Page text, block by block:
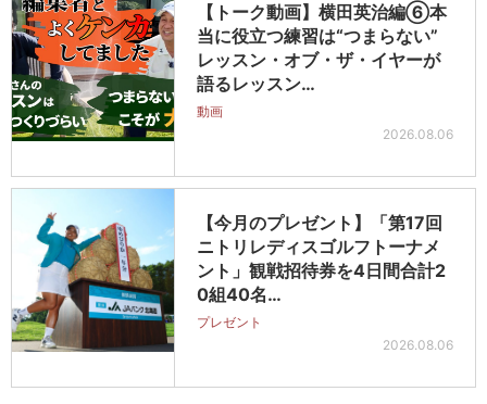
【トーク動画】横田英治編⑥本
当に役立つ練習は“つまらない”
レッスン・オブ・ザ・イヤーが
語るレッスン…
動画
2026.08.06
【今月のプレゼント】「第17回
ニトリレディスゴルフトーナメ
ント」観戦招待券を4日間合計2
0組40名…
プレゼント
2026.08.06